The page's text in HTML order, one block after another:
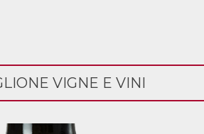
VIGNE E VINI